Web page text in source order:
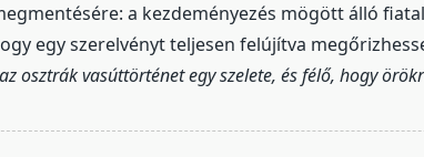
a kezdeményezés mögött álló
egy szerelvényt teljesen felújítva
osztrák vasúttörténet egy szelete, és félő, hogy